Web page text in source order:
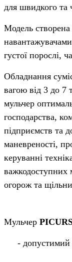
для швидкого та
Модель
густої порослі,
Обладнання
вагою від 3 до 7
мульчер
господарства,
підприємств та
маневреності,
керуванні
важкодоступних
огорож та
Мульчер
-